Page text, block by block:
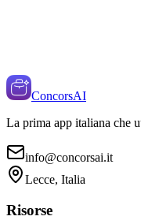
ConcorsAI
La prima app italiana che
info@concorsai.it
Lecce, Italia
Risorse